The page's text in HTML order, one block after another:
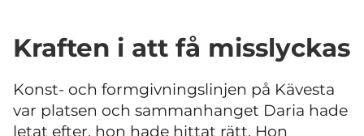
Kraften i att få misslyckas
Konst- och formgivningslinjen på Kävesta
var platsen och sammanhanget Daria hade
letat efter, hon hade hittat rätt. Hon